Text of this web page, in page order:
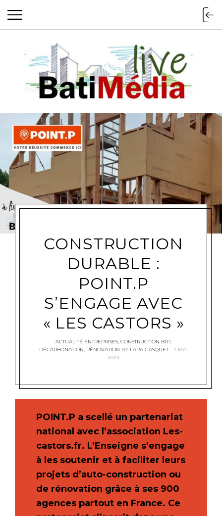
Batimedialive
CONSTRUCTION
DURABLE :
POINT.P
S’ENGAGE AVEC
« LES CASTORS »
ACTUALITÉ ENTREPRISES, CONSTRUCTION BTP,
DÉCARBONATION, RÉNOVATION BY LARA GASQUET
2 MAI
2024
POINT.P a scellé un partenariat
national avec l’association Les-
castors.fr. L’Enseigne s’engage
à les soutenir et à faciliter leurs
projets d’auto-construction ou
de rénovation grâce à ses 900
agences partout en France. Ce